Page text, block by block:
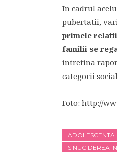
In cadrul
pubertatii,
primele
familii se
intretina
categorii
Foto: http://
ADOLESCENTA
SINUCIDEREA